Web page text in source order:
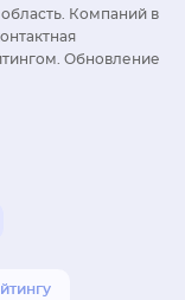
Компаний в
Обновление